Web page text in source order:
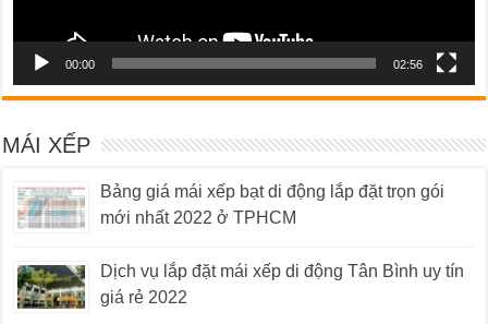
00:00 02:56
MÁI XẾP
Bảng giá mái xếp bạt di động lắp đặt trọn gói
mới nhất 2022 ở TPHCM
Dịch vụ lắp đặt mái xếp di động Tân Bình uy tín
giá rẻ 2022